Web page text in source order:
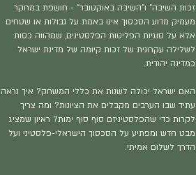
זכות השיבה" ו"השיבה באוקטובר" - חושפת במחקר
מעמיק מדוע הסכסוך אינו באמת על גבולות או שטחים
אלא על סוגיות הפליטות הפלסטינים, שמהווה כסות
לשלילה עקרונית של זכות קיומה של מדינת ישראל
כמדינה יהודית.
האם ישראל יכולה לשנות את כללי המשחק? איך נראה
עתיד שבו הערבים מקבלים את הציונות? ומה צריך
לקרות כדי שהפלסטיניזם סוף סוף ימות? ראיון שמציג
מבט חדש ומפתיע על הסכסוך הישראלי-פלסטיני ועל
הדרך לשלום אמיתי.